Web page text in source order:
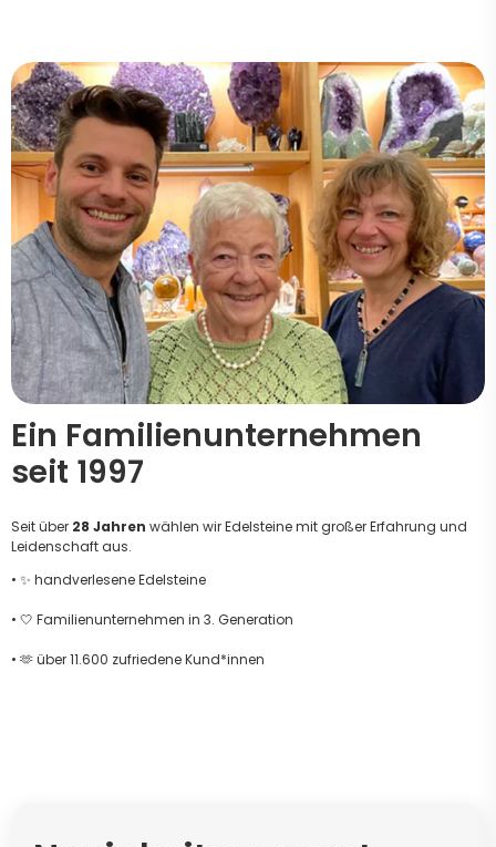
Ein Familienunternehmen
seit 1997
Seit über 28 Jahren wählen wir Edelsteine mit großer Erfahrung und
Leidenschaft aus.
• ✨ handverlesene Edelsteine
• 🤍 Familienunternehmen in 3. Generation
• 🫶 über 11.600 zufriedene Kund*innen